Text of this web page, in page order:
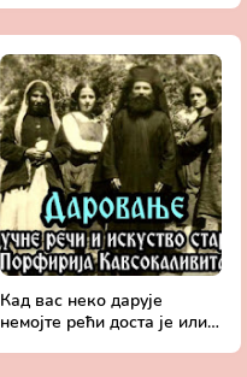
Кад вас неко дарује
немојте рећи доста је или